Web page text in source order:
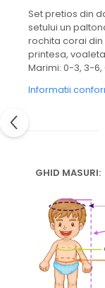
Set pretios din
setului un
rochita corai din
printesa,
Marimi: 0-3, 3-6,
Informatii
GHID MASURI: